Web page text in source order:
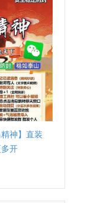
精神】直装
开